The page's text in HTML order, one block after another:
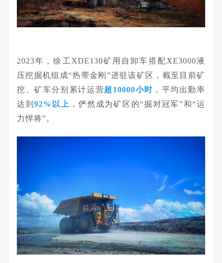
2023年，徐工XDE130矿用自卸车搭配XE3000液
压挖掘机组成“热带金刚”进驻该矿区，截至目前矿
挖、矿车分别累计运营超 10000小时 ，平均出勤率
达到92%以上 ，俨然成为矿区的“掘对冠军”和“运
力悍将”。